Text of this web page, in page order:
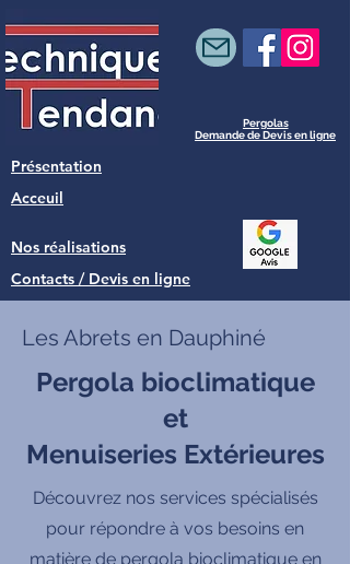
Demande de Devis en ligne
Pergolas
Présentation
Nos réalisations
Contacts / Devis en ligne
Acceuil
Les Abrets en Dauphiné
Pergola bioclimatique
et
Menuiseries Extérieures
Découvrez nos services spécialisés
pour répondre à vos besoins en
matière de pergola bioclimatique en